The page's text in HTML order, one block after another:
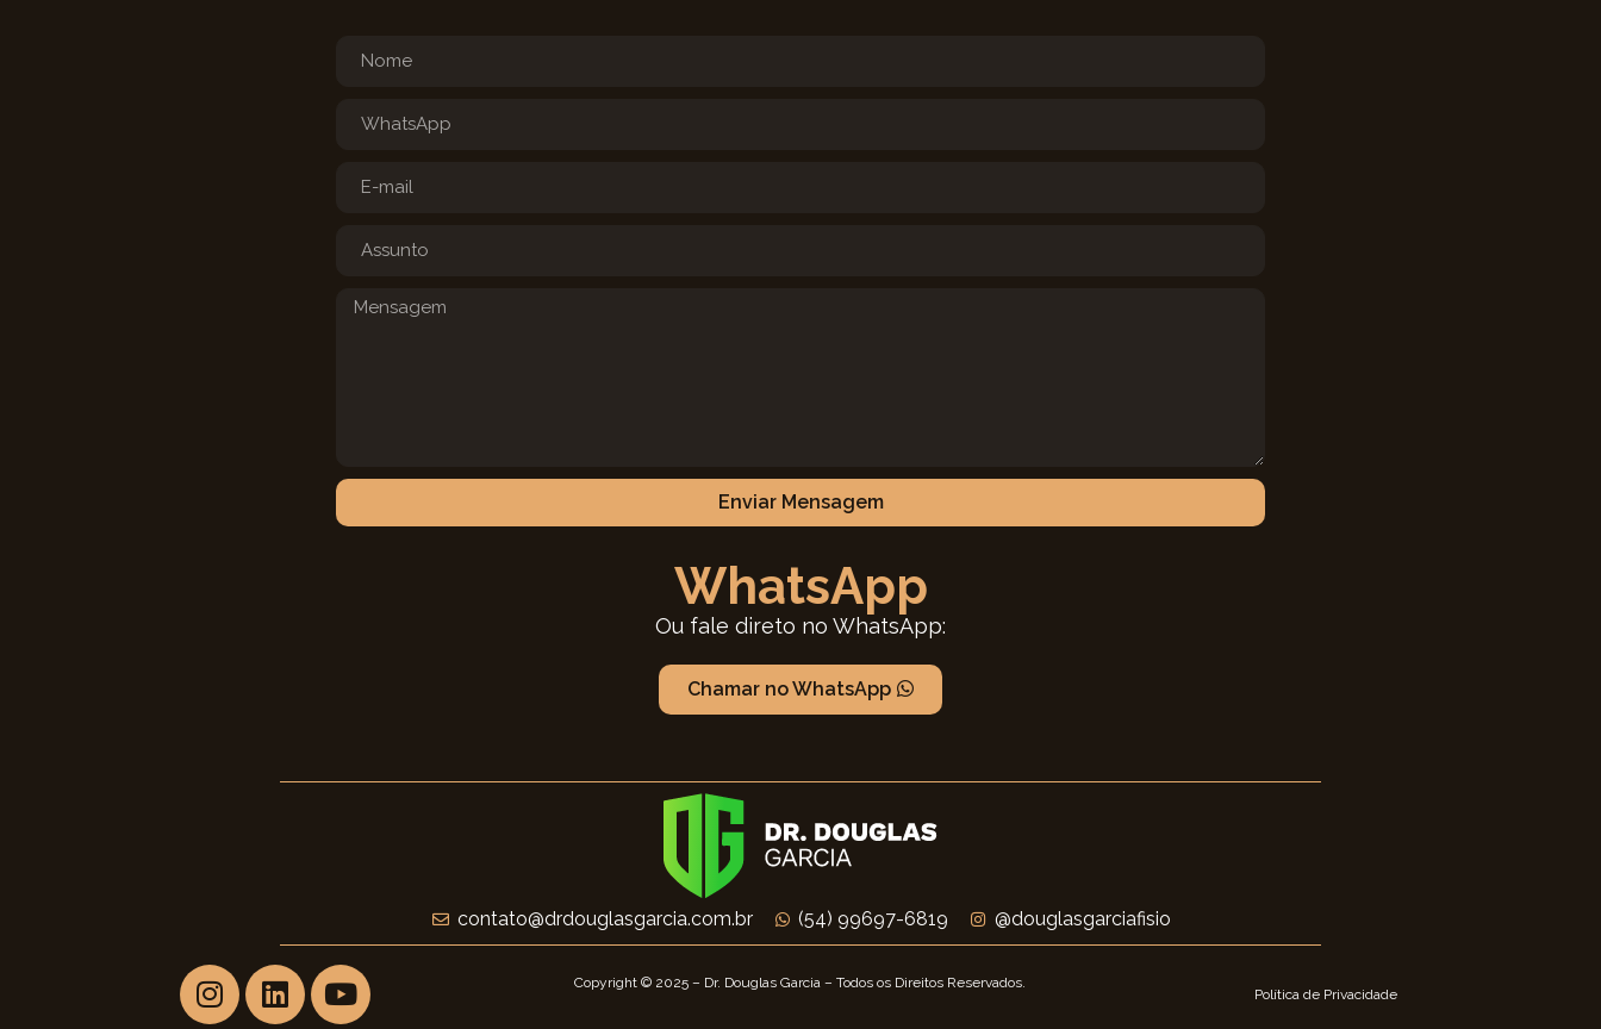
Enviar Mensagem
WhatsApp
Ou fale direto no WhatsApp:
Chamar no WhatsApp
contato@drdouglasgarcia.com.br (54) 99697-6819 @douglasgarciafisio
Copyright © 2025 – Dr. Douglas Garcia – Todos os Direitos Reservados.
Política de Privacidade